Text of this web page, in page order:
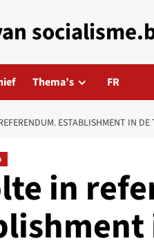
Thema’s FR
ESTABLISHMENT IN DE
in